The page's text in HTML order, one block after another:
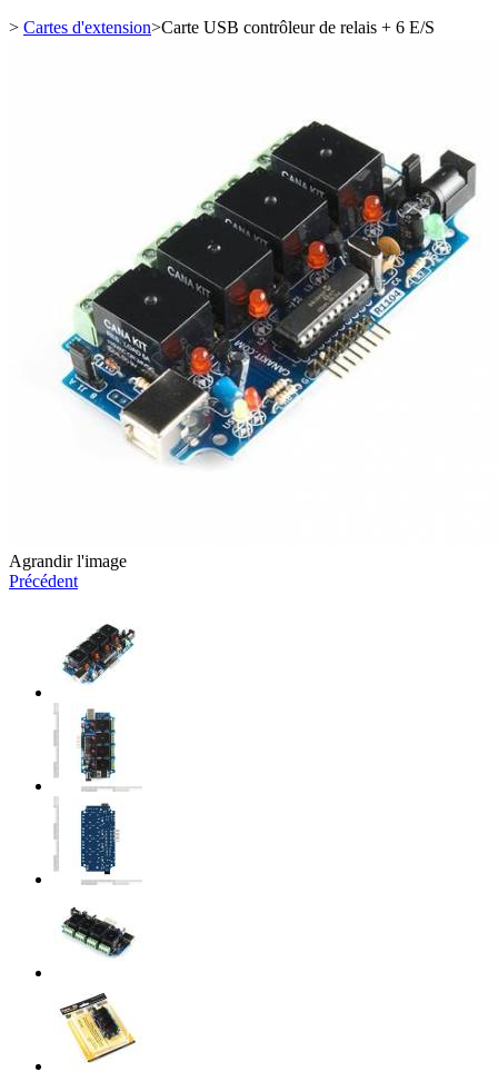
> Cartes d'extension>Carte USB contrôleur de relais + 6 E/S
Agrandir l'image
Précédent